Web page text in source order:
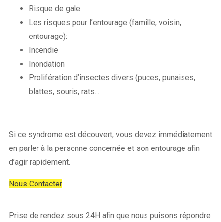
Risque de gale
Les risques pour l’entourage (famille, voisin,
entourage):
Incendie
Inondation
Prolifération d’insectes divers (puces, punaises,
blattes, souris, rats...
Si ce syndrome est découvert, vous devez immédiatement
en parler à la personne concernée et son entourage afin
d’agir rapidement.
Nous Contacter
Prise de rendez sous 24H afin que nous puisons répondre